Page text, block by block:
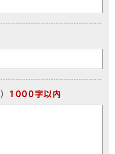
） 1000字以内